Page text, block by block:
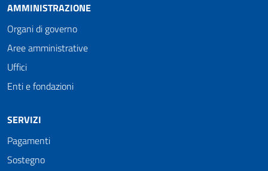
AMMINISTRAZIONE
Organi di governo
Aree amministrative
Uffici
Enti e fondazioni
SERVIZI
Pagamenti
Sostegno